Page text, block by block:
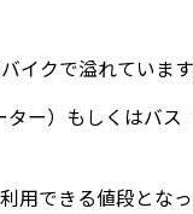
イクで溢れています
ー）もしくはバ
できる値段となっ